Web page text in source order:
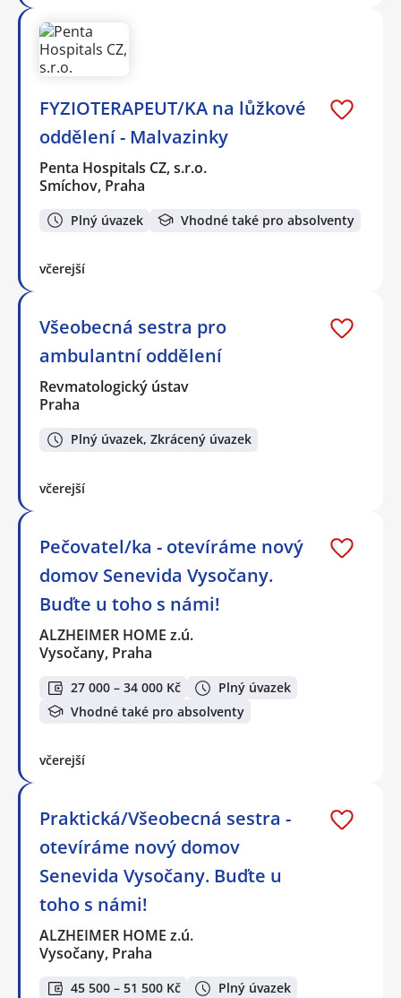
FYZIOTERAPEUT/KA na lůžkové
oddělení - Malvazinky
Penta Hospitals CZ, s.r.o.
Smíchov, Praha
Plný úvazek Vhodné také pro absolventy
včerejší
Všeobecná sestra pro
ambulantní oddělení
Revmatologický ústav
Praha
Plný úvazek, Zkrácený úvazek
včerejší
Pečovatel/ka - otevíráme nový
domov Senevida Vysočany.
Buďte u toho s námi!
ALZHEIMER HOME z.ú.
Vysočany, Praha
27 000 – 34 000 Kč
Plný úvazek
Vhodné také pro absolventy
včerejší
Praktická/Všeobecná sestra -
otevíráme nový domov
Senevida Vysočany. Buďte u
toho s námi!
ALZHEIMER HOME z.ú.
Vysočany, Praha
45 500 – 51 500 Kč
Plný úvazek